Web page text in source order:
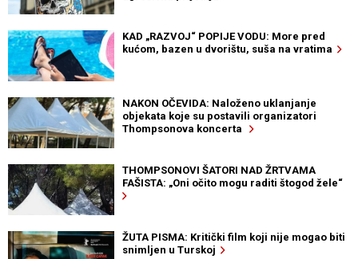
KAD „RAZVOJ“ POPIJE VODU: More pred
kućom, bazen u dvorištu, suša na vratima
NAKON OČEVIDA: Naloženo uklanjanje
objekata koje su postavili organizatori
Thompsonova koncerta
THOMPSONOVI ŠATORI NAD ŽRTVAMA
FAŠISTA: „Oni očito mogu raditi štogod žele“
ŽUTA PISMA: Kritički film koji nije mogao biti
snimljen u Turskoj